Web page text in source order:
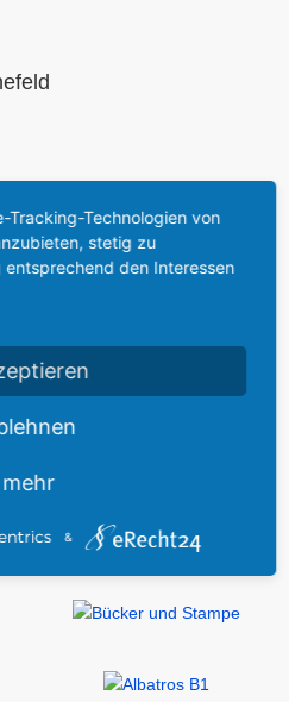
Tracking-Technologien von
stetig zu
den Interessen
mehr
&